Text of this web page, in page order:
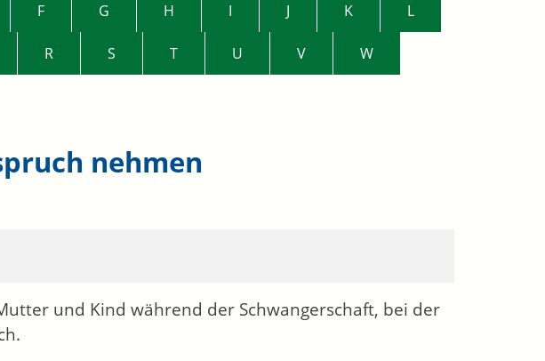
F G H I J K L
R S T U V W
nehmen
und Kind während der Schwangerschaft, bei der